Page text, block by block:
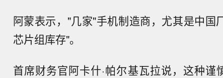
阿蒙表示，"几家"手机制造商，尤其是中国
芯片组库存"。
首席财务官阿卡什·帕尔基瓦拉说，这种